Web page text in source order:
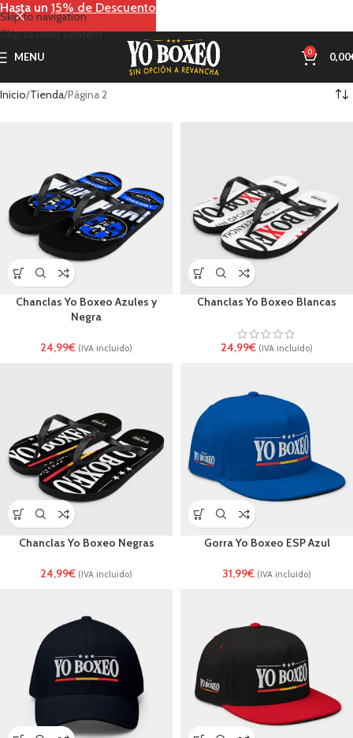
Skip to navigation
Skip to main content
MENU 0 0,00
Inicio Tienda Página 2
Chanclas Yo Boxeo Azules y
Negra
24,99€ (IVA incluido)
Chanclas Yo Boxeo Blancas
24,99€ (IVA incluido)
Chanclas Yo Boxeo Negras
24,99€ (IVA incluido)
Gorra Yo Boxeo ESP Azul
31,99€ (IVA incluido)
Hasta un 15% de Descuento